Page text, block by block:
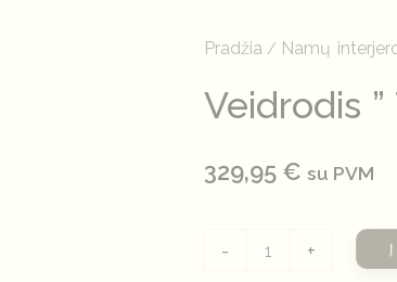
Pradžia / Namų
Veidrodis
329,95 € su PVM
-
"
Island
Dressing"
+ Į